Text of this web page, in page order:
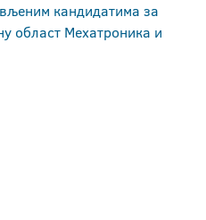
кандидатима за
област Мехатроника и